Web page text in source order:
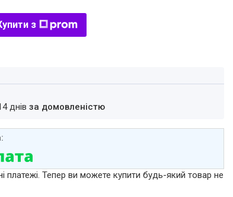
з
днівза домовленістю
платежі. Тепер ви можете купити будь-який товар не